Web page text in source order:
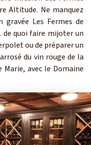
Altitude. Ne manquez
Les Fermes de
de quoi faire mijoter un
ou de préparer un
du vin rouge de la
Marie, avec le Domaine